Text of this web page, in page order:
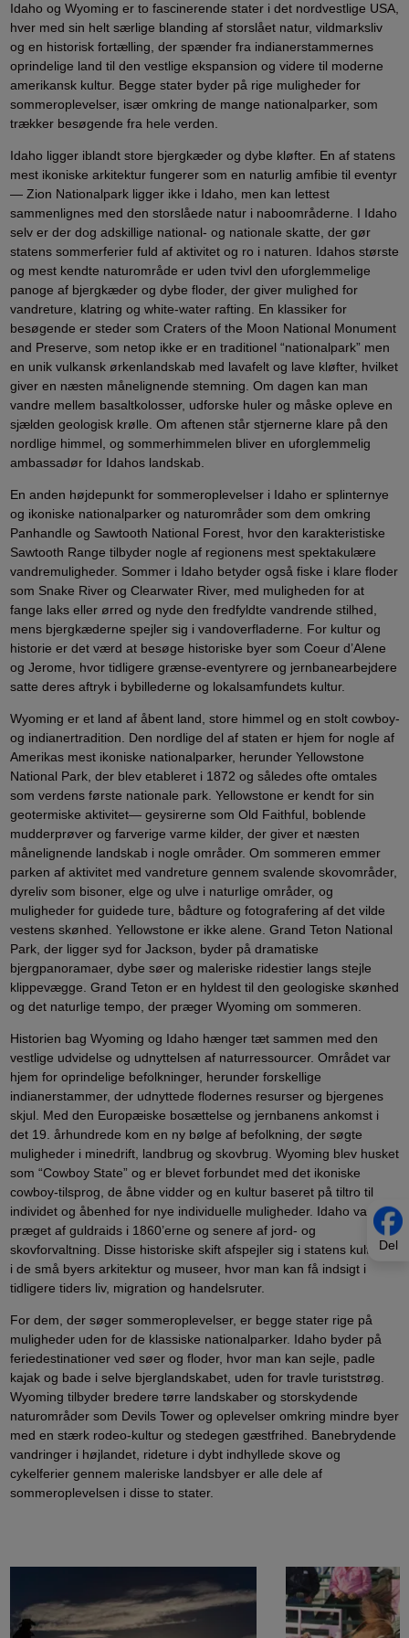
Del
Idaho og Wyoming er to fascinerende stater i det nordvestlige USA,
hver med sin helt særlige blanding af storslået natur, vildmarksliv
og en historisk fortælling, der spænder fra indianerstammernes
oprindelige land til den vestlige ekspansion og videre til moderne
amerikansk kultur. Begge stater byder på rige muligheder for
sommeroplevelser, især omkring de mange nationalparker, som
trækker besøgende fra hele verden.
Idaho ligger iblandt store bjergkæder og dybe kløfter. En af statens
mest ikoniske arkitektur fungerer som en naturlig amfibie til eventyr
— Zion Nationalpark ligger ikke i Idaho, men kan lettest
sammenlignes med den storslåede natur i naboområderne. I Idaho
selv er der dog adskillige national- og nationale skatte, der gør
statens sommerferier fuld af aktivitet og ro i naturen. Idahos største
og mest kendte naturområde er uden tvivl den uforglemmelige
panoge af bjergkæder og dybe floder, der giver mulighed for
vandreture, klatring og white-water rafting. En klassiker for
besøgende er steder som Craters of the Moon National Monument
and Preserve, som netop ikke er en traditionel “nationalpark” men
en unik vulkansk ørkenlandskab med lavafelt og lave kløfter, hvilket
giver en næsten månelignende stemning. Om dagen kan man
vandre mellem basaltkolosser, udforske huler og måske opleve en
sjælden geologisk krølle. Om aftenen står stjernerne klare på den
nordlige himmel, og sommerhimmelen bliver en uforglemmelig
ambassadør for Idahos landskab.
En anden højdepunkt for sommeroplevelser i Idaho er splinternye
og ikoniske nationalparker og naturområder som dem omkring
Panhandle og Sawtooth National Forest, hvor den karakteristiske
Sawtooth Range tilbyder nogle af regionens mest spektakulære
vandremuligheder. Sommer i Idaho betyder også fiske i klare floder
som Snake River og Clearwater River, med muligheden for at
fange laks eller ørred og nyde den fredfyldte vandrende stilhed,
mens bjergkæderne spejler sig i vandoverfladerne. For kultur og
historie er det værd at besøge historiske byer som Coeur d’Alene
og Jerome, hvor tidligere grænse-eventyrere og jernbanearbejdere
satte deres aftryk i bybillederne og lokalsamfundets kultur.
Wyoming er et land af åbent land, store himmel og en stolt cowboy-
og indianertradition. Den nordlige del af staten er hjem for nogle af
Amerikas mest ikoniske nationalparker, herunder Yellowstone
National Park, der blev etableret i 1872 og således ofte omtales
som verdens første nationale park. Yellowstone er kendt for sin
geotermiske aktivitet— geysirerne som Old Faithful, boblende
mudderprøver og farverige varme kilder, der giver et næsten
månelignende landskab i nogle områder. Om sommeren emmer
parken af aktivitet med vandreture gennem svalende skovområder,
dyreliv som bisoner, elge og ulve i naturlige områder, og
muligheder for guidede ture, bådture og fotografering af det vilde
vestens skønhed. Yellowstone er ikke alene. Grand Teton National
Park, der ligger syd for Jackson, byder på dramatiske
bjergpanoramaer, dybe søer og maleriske ridestier langs stejle
klippevægge. Grand Teton er en hyldest til den geologiske skønhed
og det naturlige tempo, der præger Wyoming om sommeren.
Historien bag Wyoming og Idaho hænger tæt sammen med den
vestlige udvidelse og udnyttelsen af naturressourcer. Området var
hjem for oprindelige befolkninger, herunder forskellige
indianerstammer, der udnyttede flodernes resurser og bjergenes
skjul. Med den Europæiske bosættelse og jernbanens ankomst i
det 19. århundrede kom en ny bølge af befolkning, der søgte
muligheder i minedrift, landbrug og skovbrug. Wyoming blev husket
som “Cowboy State” og er blevet forbundet med det ikoniske
cowboy-tilsprog, de åbne vidder og en kultur baseret på tiltro til
individet og åbenhed for nye individuelle muligheder. Idaho var
præget af guldraids i 1860’erne og senere af jord- og
skovforvaltning. Disse historiske skift afspejler sig i statens kultur og
i de små byers arkitektur og museer, hvor man kan få indsigt i
tidligere tiders liv, migration og handelsruter.
For dem, der søger sommeroplevelser, er begge stater rige på
muligheder uden for de klassiske nationalparker. Idaho byder på
feriedestinationer ved søer og floder, hvor man kan sejle, padle
kajak og bade i selve bjerglandskabet, uden for travle turiststrøg.
Wyoming tilbyder bredere tørre landskaber og storskydende
naturområder som Devils Tower og oplevelser omkring mindre byer
med en stærk rodeo-kultur og stedegen gæstfrihed. Banebrydende
vandringer i højlandet, rideture i dybt indhyllede skove og
cykelferier gennem maleriske landsbyer er alle dele af
sommeroplevelsen i disse to stater.